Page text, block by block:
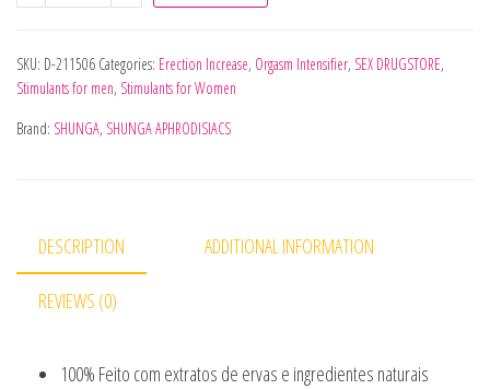
SKU: D-211506 Categories: Erection Increase, Orgasm Intensifier, SEX DRUGSTORE,
Stimulants for men, Stimulants for Women
Brand: SHUNGA, SHUNGA APHRODISIACS
DESCRIPTION ADDITIONAL INFORMATION
REVIEWS (0)
100% Feito com extratos de ervas e ingredientes naturais